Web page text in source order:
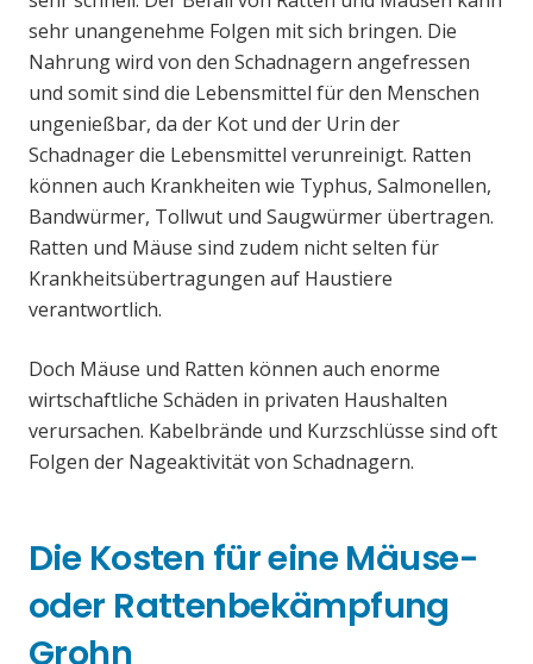
sehr unangenehme Folgen mit sich bringen. Die
Nahrung wird von den Schadnagern angefressen
und somit sind die Lebensmittel für den Menschen
ungenießbar, da der Kot und der Urin der
Schadnager die Lebensmittel verunreinigt. Ratten
können auch Krankheiten wie Typhus, Salmonellen,
Bandwürmer, Tollwut und Saugwürmer übertragen.
Ratten und Mäuse sind zudem nicht selten für
Krankheitsübertragungen auf Haustiere
verantwortlich.
Doch Mäuse und Ratten können auch enorme
wirtschaftliche Schäden in privaten Haushalten
verursachen. Kabelbrände und Kurzschlüsse sind oft
Folgen der Nageaktivität von Schadnagern.
Die Kosten für eine Mäuse-
oder Rattenbekämpfung
Grohn